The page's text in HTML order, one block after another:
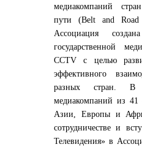
медиакомпаний
пути (Belt and Road
Ассоциация
государственной
CCTV с целью
эффективного
разных стран.
медиакомпаний из 41
Азии, Европы и
сотрудничестве и
Телевидения» в